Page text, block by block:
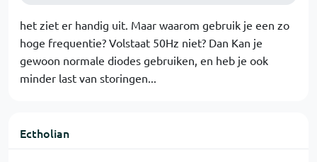
het ziet er handig uit. Maar waarom gebruik je een zo
hoge frequentie? Volstaat 50Hz niet? Dan Kan je
gewoon normale diodes gebruiken, en heb je ook
minder last van storingen...
Ectholian